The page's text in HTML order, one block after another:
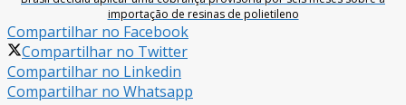
importação de resinas de polietileno
Compartilhar no Facebook
Compartilhar no Twitter
Compartilhar no Linkedin
Compartilhar no Whatsapp